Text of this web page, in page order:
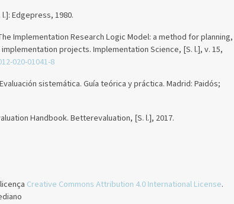
Edgepress, 1980.
The Implementation Research Logic Model: a method for planning,
projects. Implementation Science, [S. l.], v. 15,
020-01041-8
Evaluación sistemática. Guía teórica y práctica. Madrid: Paidós;
Handbook. Betterevaluation, [S. l.], 2017.
Creative Commons Attribution 4.0 International License.